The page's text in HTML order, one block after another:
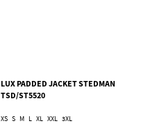
LUX PADDED JACKET STEDMAN
TSD/ST5520
XS S M L XL XXL 3XL